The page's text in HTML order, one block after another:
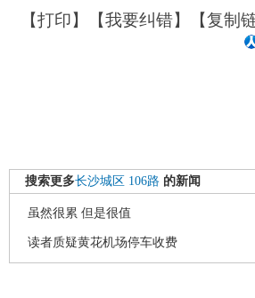
【打印】【我要纠错】【复制
搜索更多长沙城区 106路 的新闻
虽然很累 但是很值
读者质疑黄花机场停车收费